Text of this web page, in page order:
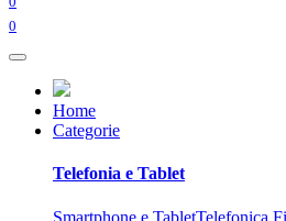
0
Home
Categorie
Telefonia e Tablet
Smartphone e TabletTelefonica